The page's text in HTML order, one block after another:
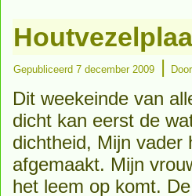
Gepubliceerd 7 december 2009 | Door
Dit weekeinde van
dicht kan eerst de
dichtheid, Mijn vader
afgemaakt. Mijn
het leem op komt.